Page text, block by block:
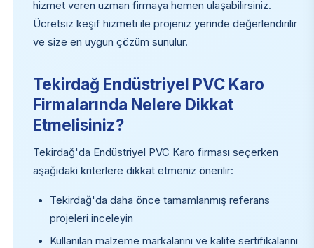
hizmet veren uzman firmaya hemen ulaşabilirsiniz.
Ücretsiz keşif hizmeti ile projeniz yerinde değerlendirilir
ve size en uygun çözüm sunulur.
Tekirdağ Endüstriyel PVC Karo
Firmalarında Nelere Dikkat
Etmelisiniz?
Tekirdağ'da Endüstriyel PVC Karo firması seçerken
aşağıdaki kriterlere dikkat etmeniz önerilir:
Tekirdağ'da daha önce tamamlanmış referans
projeleri inceleyin
Kullanılan malzeme markalarını ve kalite sertifikalarını